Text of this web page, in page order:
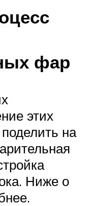
фар
этих
на
Ниже о